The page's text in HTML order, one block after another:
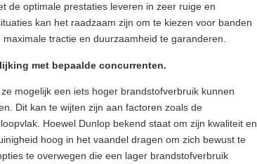
de optimale prestaties leveren in zeer ruige en
kan het raadzaam zijn om te kiezen voor banden
tractie en duurzaamheid te garanderen.
met bepaalde concurrenten.
mogelijk een iets hoger brandstofverbruik kunnen
Dit kan te wijten zijn aan factoren zoals de
Hoewel Dunlop bekend staat om zijn kwaliteit en
hoog in het vaandel dragen om zich bewust te
te overwegen die een lager brandstofverbruik